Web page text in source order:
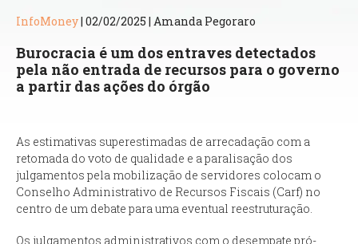
InfoMoney| 02/02/2025 | Amanda Pegoraro
Burocracia é um dos entraves detectados
pela não entrada de recursos para o governo
a partir das ações do órgão
As estimativas superestimadas de arrecadação com a
retomada do voto de qualidade e a paralisação dos
julgamentos pela mobilização de servidores colocam o
Conselho Administrativo de Recursos Fiscais (Carf) no
centro de um debate para uma eventual reestruturação.
Os julgamentos administrativos com o desempate pró-